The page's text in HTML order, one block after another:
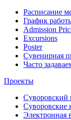
Расписание
График
Admission
Excursions
Poster
Сувенирная
Часто
Проекты
Суворовский
Суворовские
Электронная